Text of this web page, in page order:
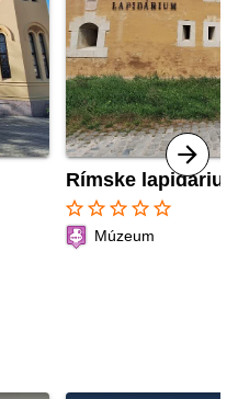
Rímske
star_border star_border star_border star_border star_border
Múzeum